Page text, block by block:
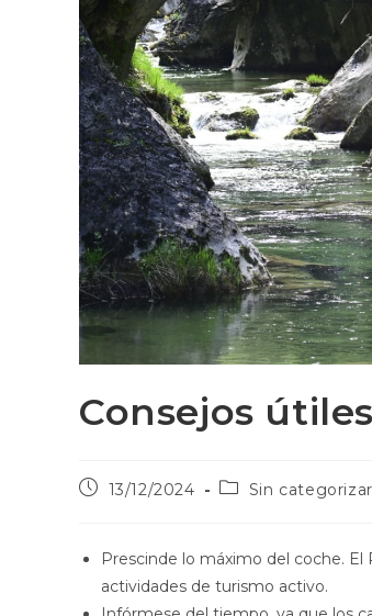
Consejos
13/12/2024 Sin categorizar
Prescinde lo máximo del coche.
actividades de turismo activo.